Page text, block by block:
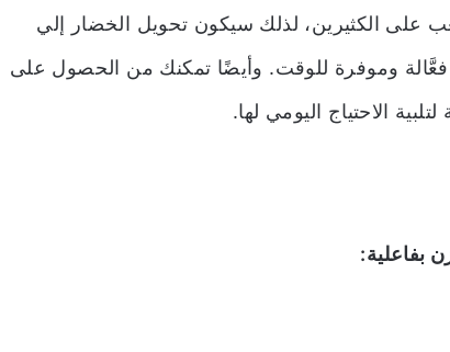
على الكثيرين، لذلك سيكون تحويل الخضار إلي
فعَّالة وموفرة للوقت. وأيضًا تمكنك من الحصول على
الاحتياج اليومي لها.
بفاعلية: